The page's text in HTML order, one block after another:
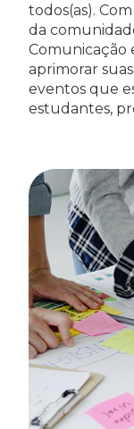
todos(as).
da
Comunicação
aprimorar
eventos que
estudantes,